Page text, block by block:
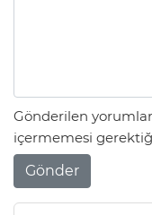
Gönderilen
içermemesi
Gönder